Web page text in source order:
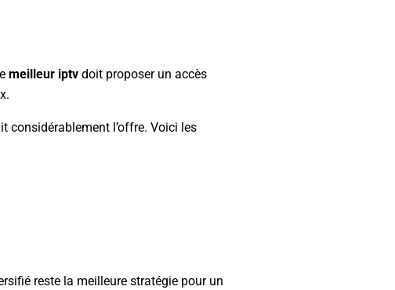
meilleur iptvdoit proposer un accès
considérablement l’offre. Voici les
reste la meilleure stratégie pour un